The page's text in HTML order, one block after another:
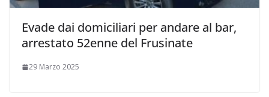
Evade dai domiciliari per andare al bar,
arrestato 52enne del Frusinate
29 Marzo 2025